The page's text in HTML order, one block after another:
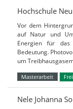
Hochschule
Vor dem
auf Natur und
Energien für das
Bedeutung.
um
Masterarbeit
Nele Johanna